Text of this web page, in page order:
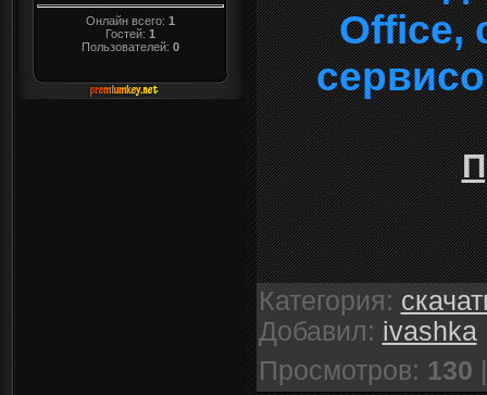
Онлайн всего: 1
Гостей: 1
Пользователей: 0
Office,
Категория:
Добавил: ivashka
Просмотров: 130